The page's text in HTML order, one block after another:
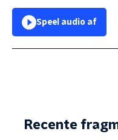
Speel audio af
Recente